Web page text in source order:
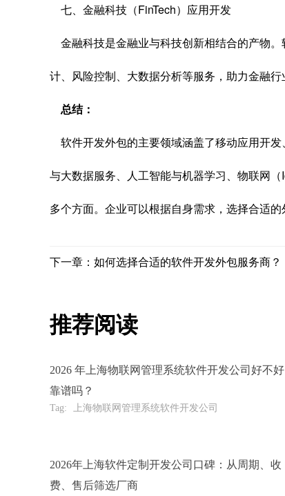
七、金融科技（FinTech）应用开发
金融科技是金融业与科技创新相结合的产物
计、风险控制、大数据分析等服务，助力金融行
总结：
软件开发外包的主要领域涵盖了移动应用开
与大数据服务、人工智能与机器学习、物联网
多个方面。企业可以根据自身需求，选择合适
下一章：如何选择合适的软件开发外包服务商？
推荐阅读
2026 年上海物联网管理系统软件开发公司好不好
靠谱吗？
Tag: 上海物联网管理系统软件开发公司
2026年上海软件定制开发公司口碑：从周期、收
费、售后筛选厂商